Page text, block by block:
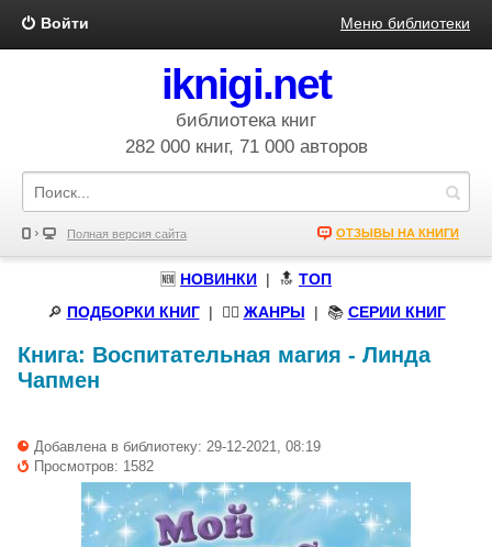
Войти Меню библиотеки
iknigi.net
библиотека книг
282 000 книг, 71 000 авторов
Полная версия сайта ОТЗЫВЫ НА КНИГИ
🆕 НОВИНКИ | 🔝 ТОП
🔎 ПОДБОРКИ КНИГ| 🧝‍♀️ ЖАНРЫ | 📚 СЕРИИ КНИГ
Книга: Воспитательная магия - Линда
Чапмен
Добавлена в библиотеку: 29-12-2021, 08:19
Просмотров: 1582